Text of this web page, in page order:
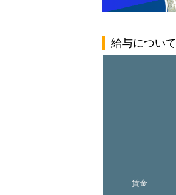
給与について
賃金